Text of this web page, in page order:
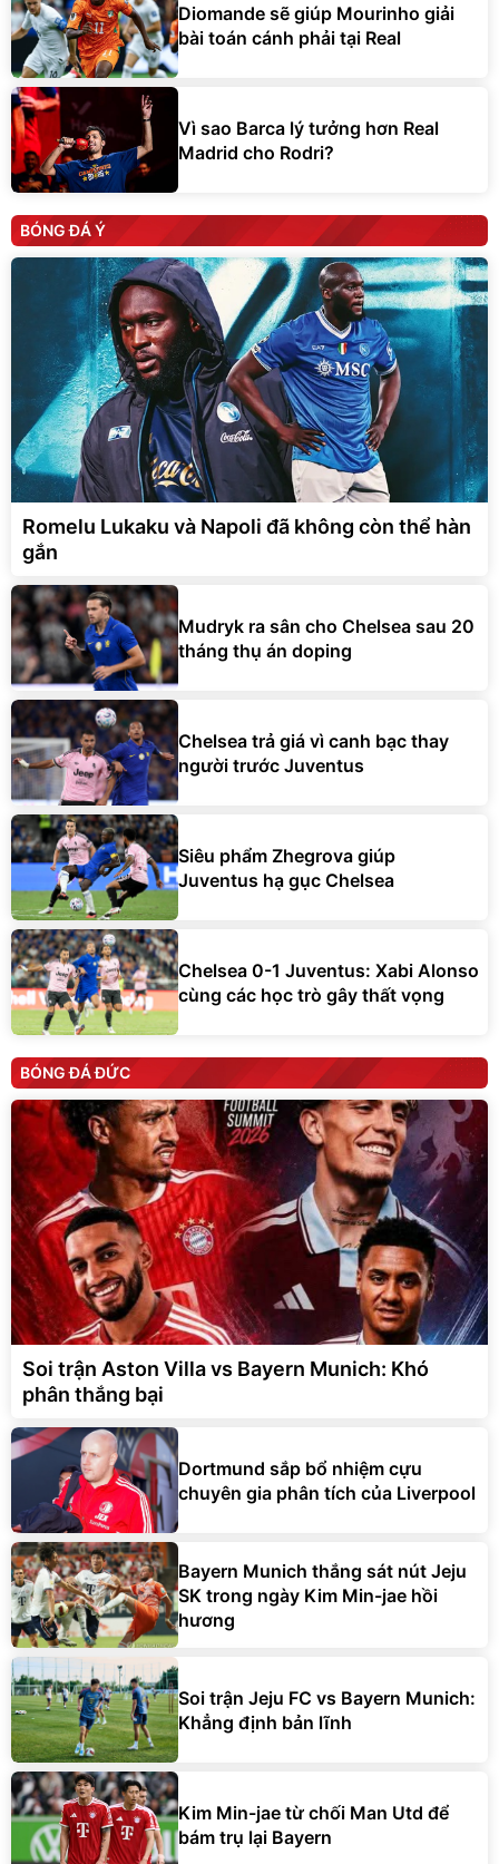
Diomande sẽ giúp Mourinho giải
bài toán cánh phải tại Real
Vì sao Barca lý tưởng hơn Real
Madrid cho Rodri?
BÓNG ĐÁ Ý
Romelu Lukaku và Napoli đã không còn thể hàn
gắn
Mudryk ra sân cho Chelsea sau 20
tháng thụ án doping
Chelsea trả giá vì canh bạc thay
người trước Juventus
Siêu phẩm Zhegrova giúp
Juventus hạ gục Chelsea
Chelsea 0-1 Juventus: Xabi Alonso
cùng các học trò gây thất vọng
BÓNG ĐÁ ĐỨC
Soi trận Aston Villa vs Bayern Munich: Khó
phân thắng bại
Dortmund sắp bổ nhiệm cựu
chuyên gia phân tích của Liverpool
Bayern Munich thắng sát nút Jeju
SK trong ngày Kim Min-jae hồi
hương
Soi trận Jeju FC vs Bayern Munich:
Khẳng định bản lĩnh
Kim Min-jae từ chối Man Utd để
bám trụ lại Bayern